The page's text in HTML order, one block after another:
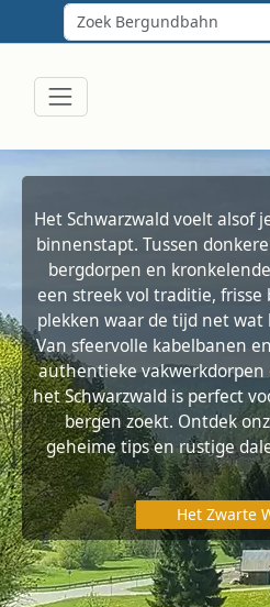
Het Schwarzwald voelt alsof
binnenstapt. Tussen
bergdorpen en
een streek vol traditie,
plekken waar de tijd net
Van sfeervolle kabelbanen
authentieke
het Schwarzwald is perfect
bergen zoekt. Ontdek
geheime tips en rustige
Het Zwarte